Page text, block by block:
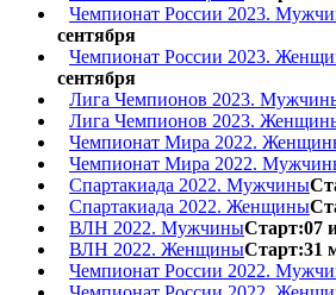
Чемпионат России 2023.
сентября
Чемпионат России 2023.
сентября
Лига Чемпионов 2023.
Лига Чемпионов 2023.
Чемпионат Мира 2022.
Чемпионат Мира 2022.
Спартакиада 2022. Мужчины
Спартакиада 2022. Женщины
ВЛН 2022. МужчиныСтарт:07
ВЛН 2022. ЖенщиныСтарт:31
Чемпионат России 2022.